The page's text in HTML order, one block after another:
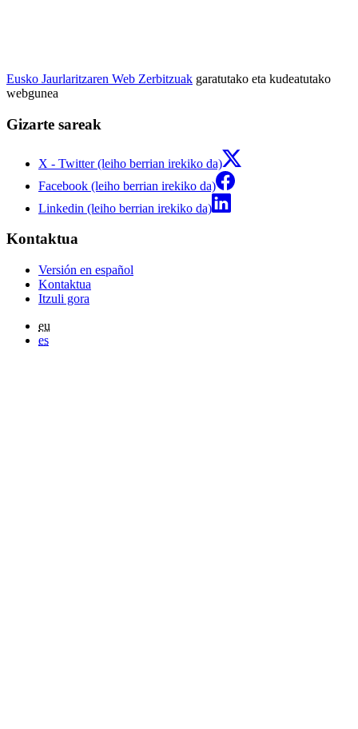
Eusko Jaurlaritzaren Web Zerbitzuak garatutako eta kudeatutako
webgunea
Gizarte sareak
X - Twitter (leiho berrian irekiko da)
Facebook (leiho berrian irekiko da)
Linkedin (leiho berrian irekiko da)
Kontaktua
Versión en español
Kontaktua
Itzuli gora
eu
es